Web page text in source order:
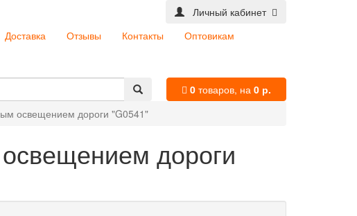
Личный кабинет
Доставка Отзывы Контакты Оптовикам
0товаров, на 0 р.
освещением дороги "G0541"
дороги